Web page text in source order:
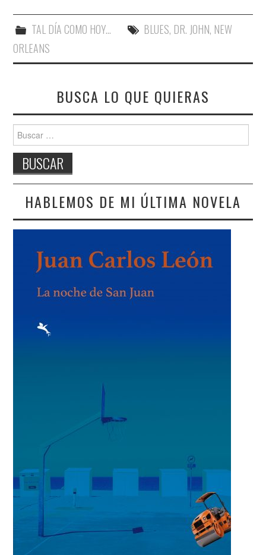
TAL DÍA COMO HOY... BLUES, DR. JOHN, NEW
ORLEANS
BUSCA LO QUE QUIERAS
Buscar:
HABLEMOS DE MI ÚLTIMA NOVELA